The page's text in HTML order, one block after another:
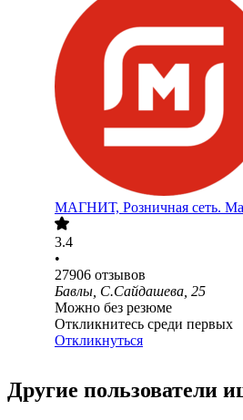
МАГНИТ, Розничная сеть.
3.4
•
27906 отзывов
Бавлы, С.Сайдашева, 25
Можно без резюме
Откликнитесь среди первых
Откликнуться
Другие пользователи